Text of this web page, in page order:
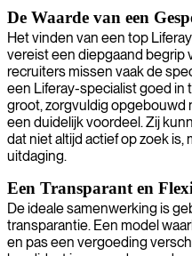
De Waarde van een
Het vinden van een top
vereist een diepgaand begrip
recruiters missen vaak de
een Liferay-specialist goed in
groot, zorgvuldig opgebouwd
een duidelijk voordeel. Zij
dat niet altijd actief op zoek
uitdaging.
Een Transparant en
De ideale samenwerking is
transparantie. Een model
en pas een vergoeding